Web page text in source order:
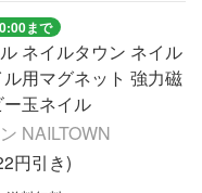
まで
ネイルタウン ネイル
用マグネット 強力磁
玉ネイル
NAILTOWN
円引き)